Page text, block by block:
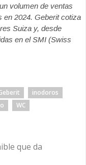
volumen de ventas
en 2024. Geberit cotiza
Suiza y, desde
en el SMI (Swiss
inodoros
WC
que da